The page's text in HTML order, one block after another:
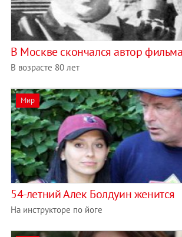
В Москве скончался автор
В возрасте 80 лет
Мир
​54-летний Алек Болдуин женится
На инструкторе по йоге